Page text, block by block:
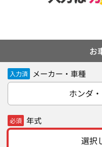
お
入力済 メーカー・車種
ホンダ
必須 年式
選択